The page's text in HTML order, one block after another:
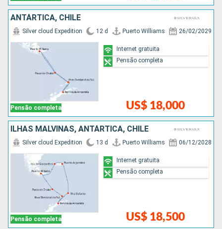
ANTÁRTICA, CHILE
Pensão completa
Silver cloud Expedition 12 d Puerto Williams 26/02/2029
US$ 18,000
Internet gratuita
Pensão completa
ILHAS MALVINAS, ANTÁRTICA, CHILE
Pensão completa
Silver cloud Expedition 13 d Puerto Williams 06/12/2028
US$ 18,500
Internet gratuita
Pensão completa